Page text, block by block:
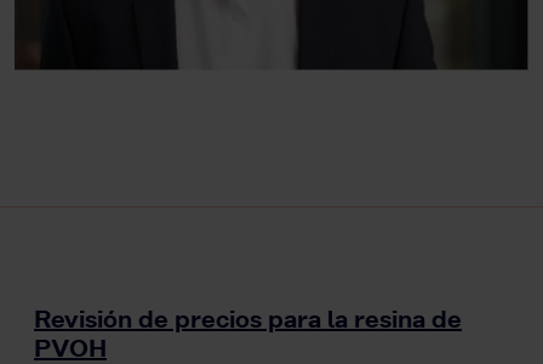
Revisión de precios para la resina de
PVOH